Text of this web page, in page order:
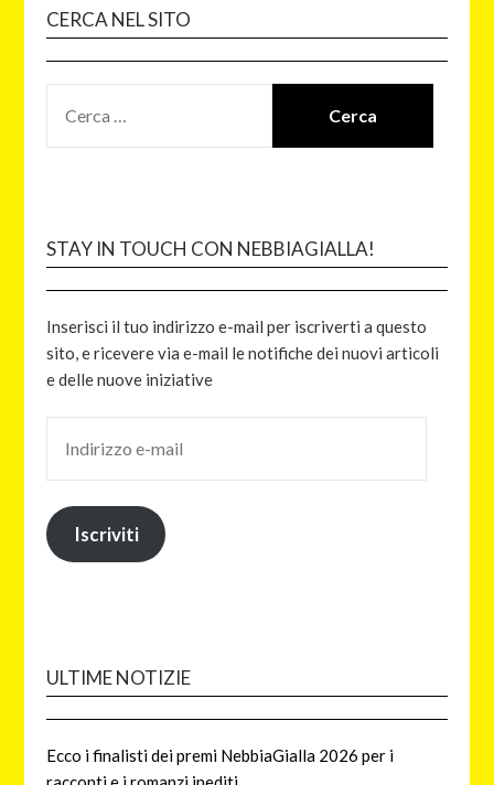
CERCA NEL SITO
STAY IN TOUCH CON NEBBIAGIALLA!
Inserisci il tuo indirizzo e-mail per iscriverti a questo
sito, e ricevere via e-mail le notifiche dei nuovi articoli
e delle nuove iniziative
Iscriviti
ULTIME NOTIZIE
Ecco i finalisti dei premi NebbiaGialla 2026 per i